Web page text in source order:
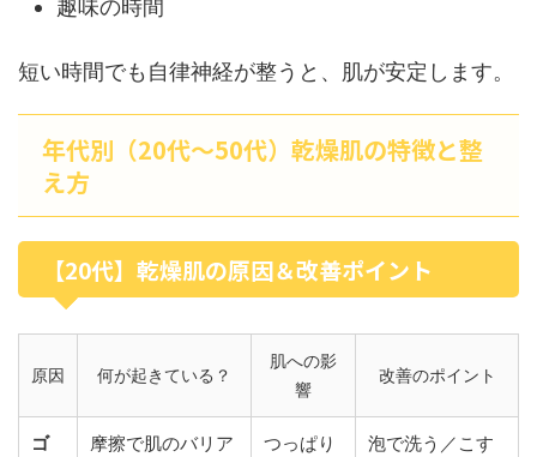
趣味の時間
短い時間でも自律神経が整うと、肌が安定します。
年代別（20代〜50代）乾燥肌の特徴と整
え方
【20代】乾燥肌の原因＆改善ポイント
原因 何が起きている？
肌への影
響
改善のポイント
ゴ
摩擦で肌のバリア
つっぱり
泡で洗う／こす